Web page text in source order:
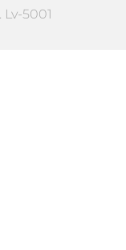
5001